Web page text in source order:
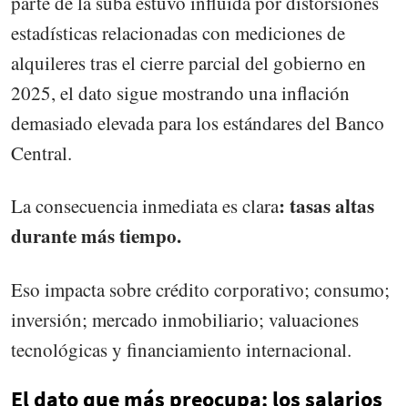
estadísticas relacionadas con mediciones de
alquileres tras el cierre parcial del gobierno en
2025, el dato sigue mostrando una inflación
demasiado elevada para los estándares del Banco
Central.
La consecuencia inmediata es clara: tasas altas
durante más tiempo.
Eso impacta sobre crédito corporativo; consumo;
inversión; mercado inmobiliario; valuaciones
tecnológicas y financiamiento internacional.
El dato que más preocupa: los salarios